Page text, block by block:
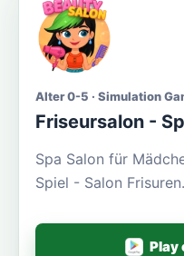
Alter 0-5 · Simulation
Friseursalon -
Spa Salon für
Spiel - Salon Frisuren.
Play